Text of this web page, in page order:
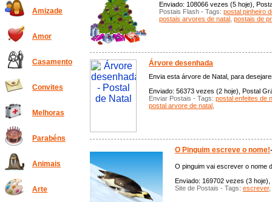
Amizade
Amor
Casamento
Convites
Melhoras
Parabéns
Animais
Arte
Enviado: 108066 vezes (5 hoje),
Postais Flash - Tags: postal pinheiro
postais arvores de natal postais de
Árvore desenhada
Envia esta árvore de Natal, para
Enviado: 56373 vezes (2 hoje), Postal
Enviar Postais - Tags: postal enfeites de
postal arvore de natal
O Pinguim escreve o nome!
O pinguim vai escrever o nome
Enviado: 169702 vezes (3
Site de Postais - Tags: escrever,